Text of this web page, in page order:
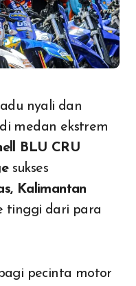
nyali dan
medan ekstrem
BLU CRU
sukses
Kalimantan
tinggi dari para
pecinta motor